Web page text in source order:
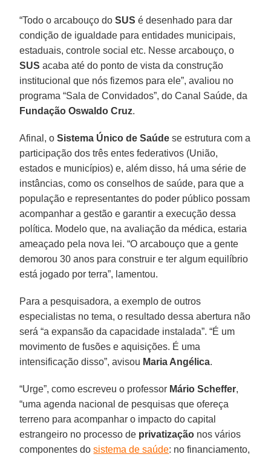
“Todo o arcabouço doSUS é desenhado para dar
condição de igualdade para entidades municipais,
estaduais, controle social etc. Nesse arcabouço, o
SUS acaba até do ponto de vista da construção
institucional que nós fizemos para ele”, avaliou no
programa “Sala de Convidados”, do Canal Saúde, da
Fundação Oswaldo Cruz.
Afinal, o Sistema Único de Saúde se estrutura com a
participação dos três entes federativos (União,
estados e municípios) e, além disso, há uma série de
instâncias, como os conselhos de saúde, para que a
população e representantes do poder público possam
acompanhar a gestão e garantir a execução dessa
política. Modelo que, na avaliação da médica, estaria
ameaçado pela nova lei. “O arcabouço que a gente
demorou 30 anos para construir e ter algum equilíbrio
está jogado por terra”, lamentou.
Para a pesquisadora, a exemplo de outros
especialistas no tema, o resultado dessa abertura não
será “a expansão da capacidade instalada”. “É um
movimento de fusões e aquisições. É uma
intensificação disso”, avisou Maria Angélica.
“Urge”, como escreveu o professor Mário Scheffer,
“uma agenda nacional de pesquisas que ofereça
terreno para acompanhar o impacto do capital
estrangeiro no processo de privatização nos vários
componentes dosistema de saúde: no financiamento,